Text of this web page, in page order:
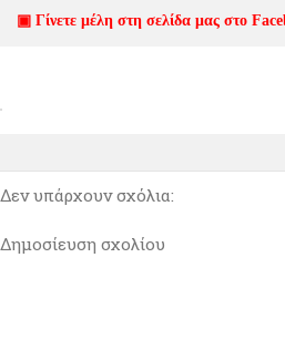
▣ Γίνετε μέλη στη σελίδα μας στο
Δεν υπάρχουν σχόλια:
Δημοσίευση σχολίου